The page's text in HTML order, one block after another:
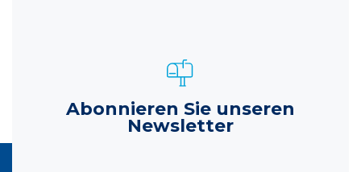
Abonnieren Sie unseren
Newsletter